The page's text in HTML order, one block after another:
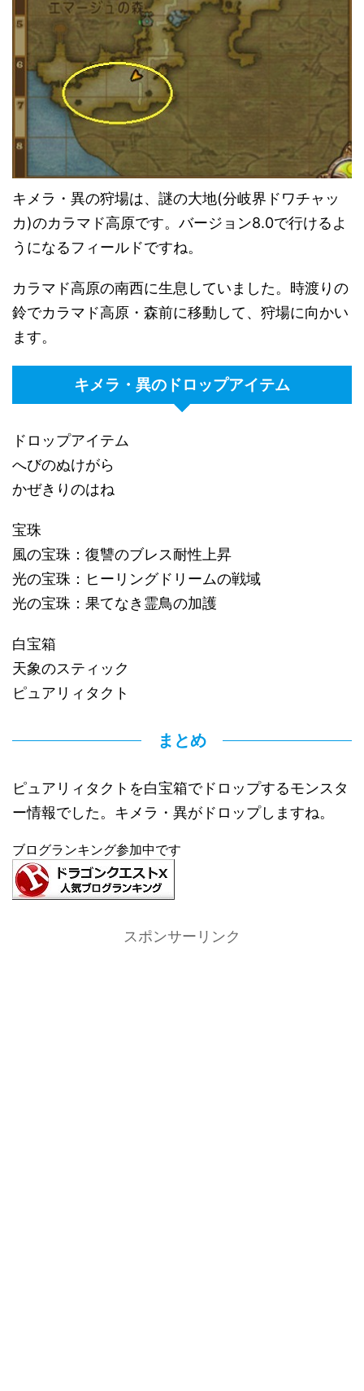
キメラ・異の狩場は、謎の大地(分岐界ドワチャッ
カ)のカラマド高原です。バージョン8.0で行けるよ
うになるフィールドですね。
カラマド高原の南西に生息していました。時渡りの
鈴でカラマド高原・森前に移動して、狩場に向かい
ます。
キメラ・異のドロップアイテム
ドロップアイテム
へびのぬけがら
かぜきりのはね
宝珠
風の宝珠：復讐のブレス耐性上昇
光の宝珠：ヒーリングドリームの戦域
光の宝珠：果てなき霊鳥の加護
白宝箱
天象のスティック
ピュアリィタクト
まとめ
ピュアリィタクトを白宝箱でドロップするモンスタ
ー情報でした。キメラ・異がドロップしますね。
ブログランキング参加中です
スポンサーリンク